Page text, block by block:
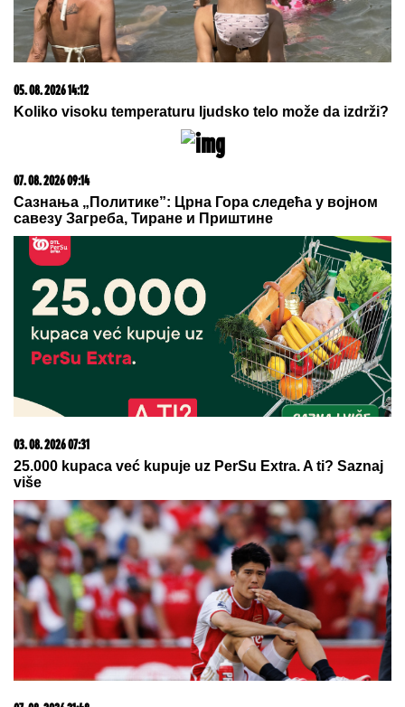
muškarac
"Spavala sam sa njim, a dobra sam sa njegovom
ženom": Pevačica o intimnom odnosu sa kolegom
"DOLAZILA JE KOD NJEGA"Aneli
Ahmić DOBILA PREPISKE Filipa
Đukića i bivše cimerke, mislili da
niko neće saznati: "SVE DOĐE DO
Kolaps na izlazu iz Srbije: Vozači
zarobljeni u kolonama čak četiri
by Aklamator
05. 08. 2026 14:12